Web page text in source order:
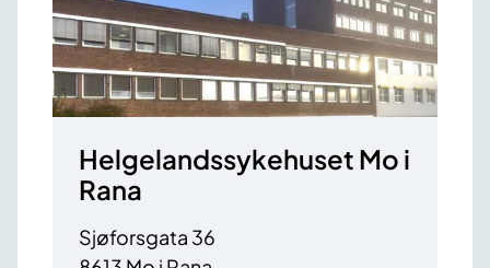
Helgelandssykehuset Mo i
Rana
Sjøforsgata 36